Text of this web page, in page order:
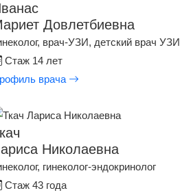
Довлетбиевна
врач-УЗИ, детский врач УЗИ
Стаж 14 лет
врача
Николаевна
гинеколог-эндокринолог
Стаж 43 года